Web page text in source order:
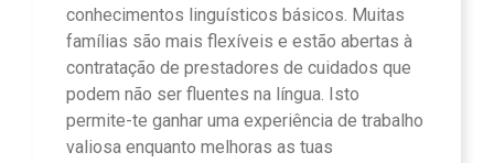
conhecimentos linguísticos básicos. Muitas
famílias são mais flexíveis e estão abertas à
contratação de prestadores de cuidados que
podem não ser fluentes na língua. Isto
permite-te ganhar uma experiência de trabalho
valiosa enquanto melhoras as tuas